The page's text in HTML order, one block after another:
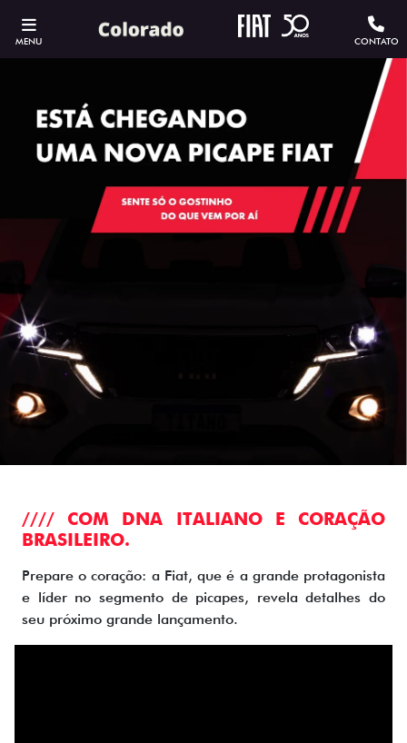
MENU CONTATO
//// COM DNA ITALIANO E CORAÇÃO
BRASILEIRO.
Prepare o coração: a Fiat, que é a grande protagonista
e líder no segmento de picapes, revela detalhes do
seu próximo grande lançamento.